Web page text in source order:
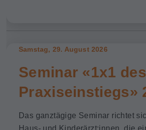
Samstag, 29. August 2026
Seminar «1x1 des
Praxiseinstiegs»
Das ganztägige Seminar richtet